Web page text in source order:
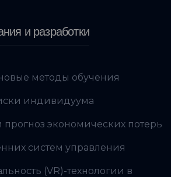
и разработки
методы обучения
индивидуума
экономических потерь
систем управления
(VR)-технологии в